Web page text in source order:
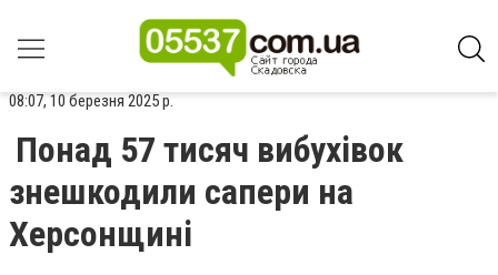
08:07, 10 березня 2025 р.
Понад 57 тисяч вибухівок
знешкодили сапери на
Херсонщині